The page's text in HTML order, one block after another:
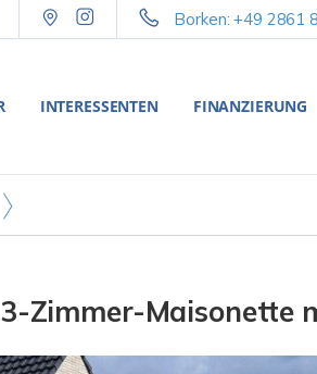
Borken: +49 2861
INTERESSENTEN FINANZIERUNG
Zimmer-Maisonette